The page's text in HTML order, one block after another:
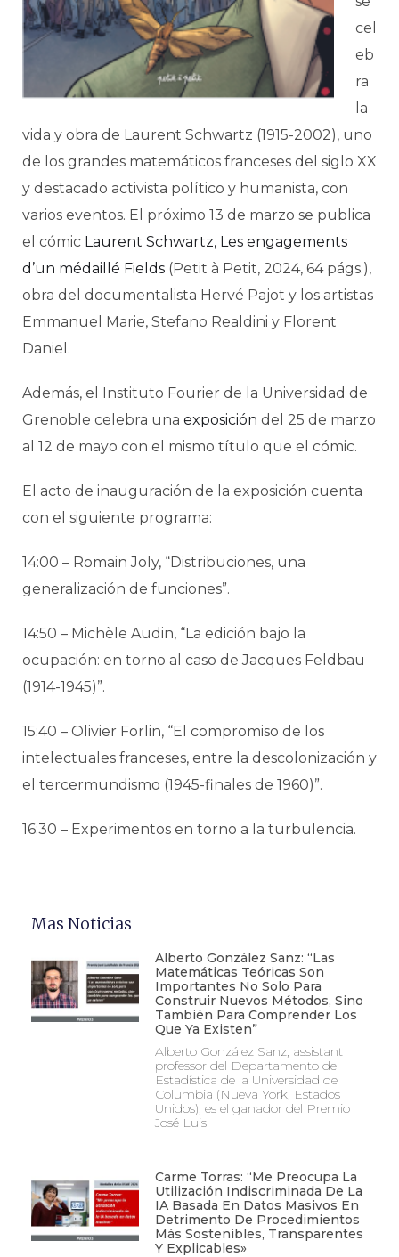
cel
eb
ra
la
vida y obra de Laurent Schwartz (1915-2002), uno
de los grandes matemáticos franceses del siglo XX
y destacado activista político y humanista, con
varios eventos. El próximo 13 de marzo se publica
el cómic Laurent Schwartz, Les engagements
d’un médaillé Fields (Petit à Petit, 2024, 64 págs.),
obra del documentalista Hervé Pajot y los artistas
Emmanuel Marie, Stefano Realdini y Florent
Daniel.
Además, el Instituto Fourier de la Universidad de
Grenoble celebra una exposición del 25 de marzo
al 12 de mayo con el mismo título que el cómic.
El acto de inauguración de la exposición cuenta
con el siguiente programa:
14:00 – Romain Joly, “Distribuciones, una
generalización de funciones”.
14:50 – Michèle Audin, “La edición bajo la
ocupación: en torno al caso de Jacques Feldbau
(1914-1945)”.
15:40 – Olivier Forlin, “El compromiso de los
intelectuales franceses, entre la descolonización y
el tercermundismo (1945-finales de 1960)”.
16:30 – Experimentos en torno a la turbulencia.
Mas Noticias
Alberto González Sanz: “Las
Matemáticas Teóricas Son
Importantes No Solo Para
Construir Nuevos Métodos, Sino
También Para Comprender Los
Que Ya Existen”
Alberto González Sanz, assistant
professor del Departamento de
Estadística de la Universidad de
Columbia (Nueva York, Estados
Unidos), es el ganador del Premio
José Luis
Carme Torras: “Me Preocupa La
Utilización Indiscriminada De La
IA Basada En Datos Masivos En
Detrimento De Procedimientos
Más Sostenibles, Transparentes
Y Explicables»